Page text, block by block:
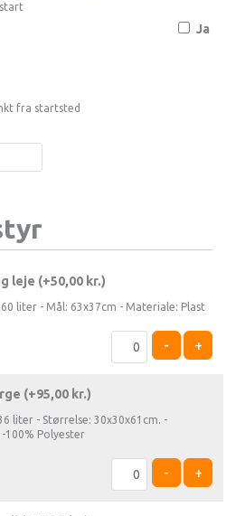
Ja
fra startsted
leje (+50,00 kr.)
liter - Mål: 63x37cm - Materiale: Plast
- +
(+95,00 kr.)
liter - Størrelse: 30x30x61cm. -
100% Polyester
- +